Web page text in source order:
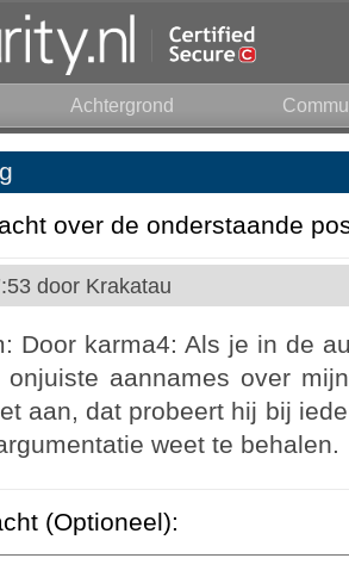
Achtergrond
over de onderstaande
door Krakatau
Door karma4: Als je in de
aannames over
aan, dat probeert hij bij
weet te behalen.
(Optioneel):